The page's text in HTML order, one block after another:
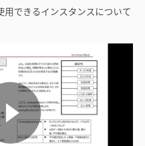
用できるインスタンスについて